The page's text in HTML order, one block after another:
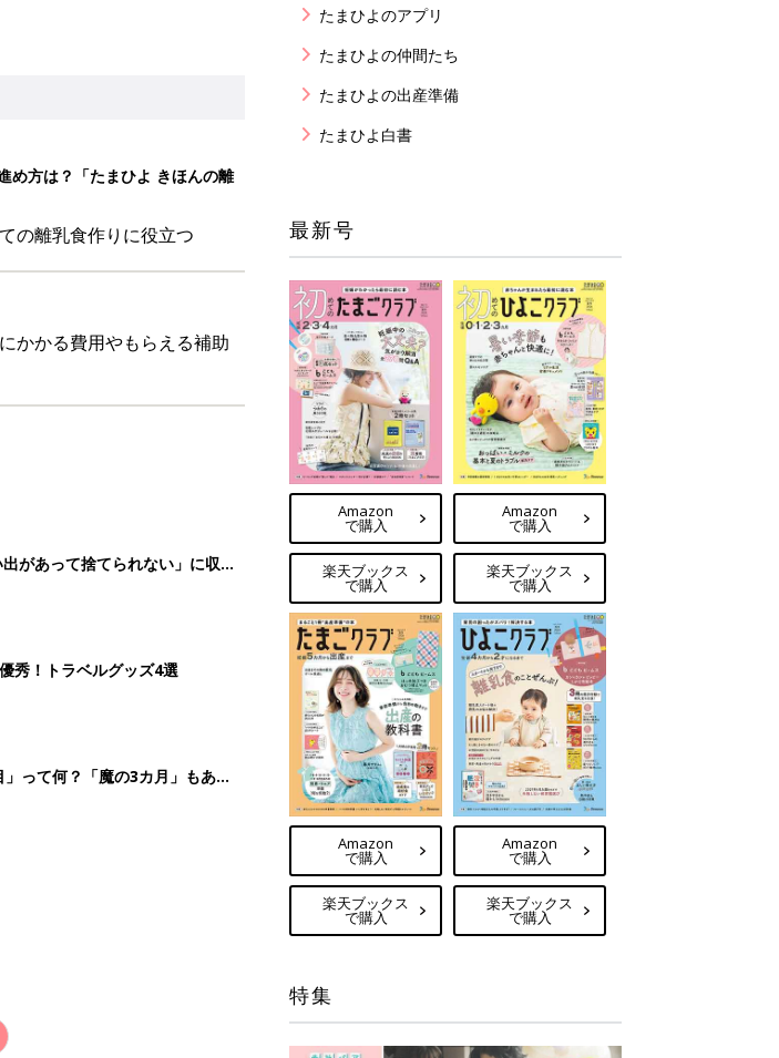
め方は？「たまひよ きほんの離
の離乳食作りに役立つ
かかる費用やもらえる補助
があって捨てられない」に収納
秀！トラベルグッズ4選
って何？「魔の3カ月」もある
たまひよのアプリ
たまひよの仲間たち
たまひよの出産準備
たまひよ白書
最新号
Amazon
で購入
楽天ブックス
で購入
Amazon
で購入
楽天ブックス
で購入
Amazon
で購入
楽天ブックス
で購入
Amazon
で購入
楽天ブックス
で購入
特集